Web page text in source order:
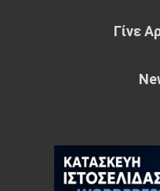
Γίνε